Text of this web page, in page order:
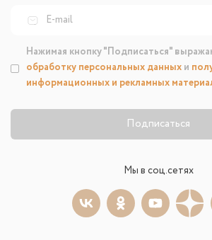
Подписаться
Нажимая кнопку "Подписаться"
обработку персональных данных и
информационных и рекламных
Мы в соц.сетях